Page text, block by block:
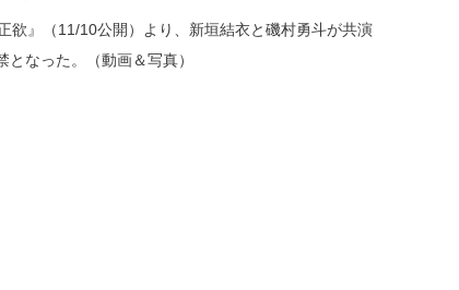
欲』（11/10公開）より、新垣結衣と磯村勇斗が共演
なった。（動画＆写真）